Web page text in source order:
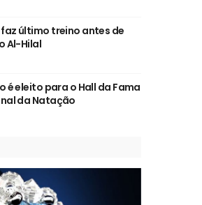
último treino antes de
Al-Hilal
é eleito para o Hall da Fama
da Natação